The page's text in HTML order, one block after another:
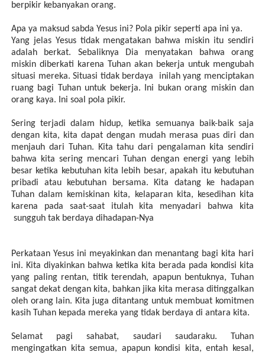
berpikir kebanyakan orang.
Apa ya maksud sabda Yesus ini? Pola pikir seperti apa ini ya.
Yang jelas Yesus tidak mengatakan bahwa miskin itu sendiri
adalah berkat. Sebaliknya Dia menyatakan bahwa orang
miskin diberkati karena Tuhan akan bekerja untuk mengubah
situasi mereka. Situasi tidak berdaya inilah yang menciptakan
ruang bagi Tuhan untuk bekerja. Ini bukan orang miskin dan
orang kaya. Ini soal pola pikir.
Sering terjadi dalam hidup, ketika semuanya baik-baik saja
dengan kita, kita dapat dengan mudah merasa puas diri dan
menjauh dari Tuhan. Kita tahu dari pengalaman kita sendiri
bahwa kita sering mencari Tuhan dengan energi yang lebih
besar ketika kebutuhan kita lebih besar, apakah itu kebutuhan
pribadi atau kebutuhan bersama. Kita datang ke hadapan
Tuhan dalam kemiskinan kita, kelaparan kita, kesedihan kita
karena pada saat-saat itulah kita menyadari bahwa kita
sungguh tak berdaya dihadapan-Nya
Perkataan Yesus ini meyakinkan dan menantang bagi kita hari
ini. Kita diyakinkan bahwa ketika kita berada pada kondisi kita
yang paling rentan, titik terendah, apapun bentuknya, Tuhan
sangat dekat dengan kita, bahkan jika kita merasa ditinggalkan
oleh orang lain. Kita juga ditantang untuk membuat komitmen
kasih Tuhan kepada mereka yang tidak berdaya di antara kita.
Selamat pagi sahabat, saudari saudaraku. Tuhan
mengingatkan kita semua, apapun kondisi kita, entah kesal,